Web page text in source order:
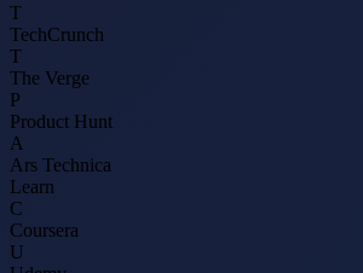
T
TechCrunch
T
The Verge
P
Product Hunt
A
Ars Technica
Learn
C
Coursera
U